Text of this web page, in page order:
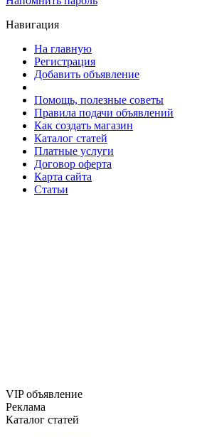
Навигация
На главную
Регистрация
Добавить объявление
Помощь, полезные советы
Правила подачи объявлений
Как создать магазин
Каталог статей
Платные услуги
Договор оферта
Карта сайта
Статьи
VIP объявление
Реклама
Каталог статей